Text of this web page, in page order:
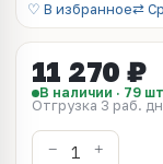
♡ В избранное⇄
11 270 ₽
В наличии · 79 шт
Отгрузка 3 раб.